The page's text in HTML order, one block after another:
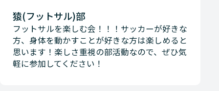
猿(フットサル)部
フットサルを楽しむ会！！！サッカーが好きな
方、身体を動かすことが好きな方は楽しめると
思います！楽しさ重視の部活動なので、ぜひ気
軽に参加してください！